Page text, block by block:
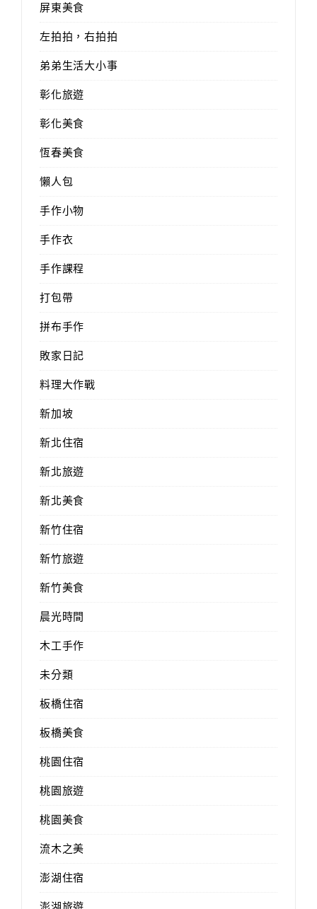
屏東美食
左拍拍，右拍拍
弟弟生活大小事
彰化旅遊
彰化美食
恆春美食
懶人包
手作小物
手作衣
手作課程
打包帶
拼布手作
敗家日記
料理大作戰
新加坡
新北住宿
新北旅遊
新北美食
新竹住宿
新竹旅遊
新竹美食
晨光時間
木工手作
未分類
板橋住宿
板橋美食
桃園住宿
桃園旅遊
桃園美食
流木之美
澎湖住宿